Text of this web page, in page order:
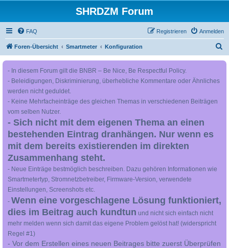
SHRDZM Forum
FAQ Anmelden
Registrieren
Foren-Übersicht Smartmeter Konfiguration
- In diesem Forum gilt die BNBR – Be Nice, Be Respectful Policy.
- Beleidigungen, Diskriminierung, überhebliche Kommentare oder Ähnliches
werden nicht geduldet.
- Keine Mehrfacheinträge des gleichen Themas in verschiedenen Beiträgen
vom selben Nutzer.
- Sich nicht mit dem eigenen Thema an einen
bestehenden Eintrag dranhängen. Nur wenn es
mit dem bereits existierenden im direkten
Zusammenhang steht.
- Neue Einträge bestmöglich beschreiben. Dazu gehören Informationen wie
Smartmetertyp, Stromnetzbetreiber, Firmware-Version, verwendete
Einstellungen, Screenshots etc.
- Wenn eine vorgeschlagene Lösung funktioniert,
dies im Beitrag auch kundtun und nicht sich einfach nicht
mehr melden wenn sich damit das eigene Problem gelöst hat! (widerspricht
Regel #1)
- Vor dem Erstellen eines neuen Beitrages bitte zuerst Überprüfen